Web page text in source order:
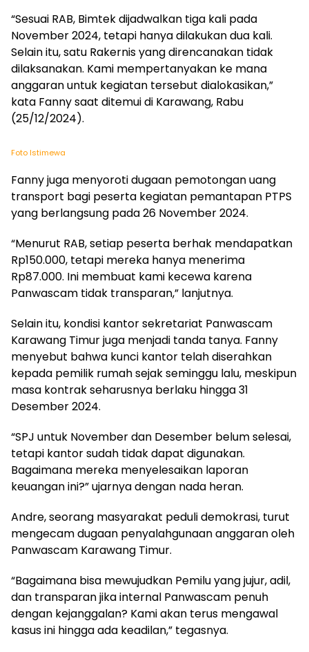
“Sesuai RAB, Bimtek dijadwalkan tiga kali pada
November 2024, tetapi hanya dilakukan dua kali.
Selain itu, satu Rakernis yang direncanakan tidak
dilaksanakan. Kami mempertanyakan ke mana
anggaran untuk kegiatan tersebut dialokasikan,”
kata Fanny saat ditemui di Karawang, Rabu
(25/12/2024).
Foto Istimewa
Fanny juga menyoroti dugaan pemotongan uang
transport bagi peserta kegiatan pemantapan PTPS
yang berlangsung pada 26 November 2024.
“Menurut RAB, setiap peserta berhak mendapatkan
Rp150.000, tetapi mereka hanya menerima
Rp87.000. Ini membuat kami kecewa karena
Panwascam tidak transparan,” lanjutnya.
Selain itu, kondisi kantor sekretariat Panwascam
Karawang Timur juga menjadi tanda tanya. Fanny
menyebut bahwa kunci kantor telah diserahkan
kepada pemilik rumah sejak seminggu lalu, meskipun
masa kontrak seharusnya berlaku hingga 31
Desember 2024.
“SPJ untuk November dan Desember belum selesai,
tetapi kantor sudah tidak dapat digunakan.
Bagaimana mereka menyelesaikan laporan
keuangan ini?” ujarnya dengan nada heran.
Andre, seorang masyarakat peduli demokrasi, turut
mengecam dugaan penyalahgunaan anggaran oleh
Panwascam Karawang Timur.
“Bagaimana bisa mewujudkan Pemilu yang jujur, adil,
dan transparan jika internal Panwascam penuh
dengan kejanggalan? Kami akan terus mengawal
kasus ini hingga ada keadilan,” tegasnya.